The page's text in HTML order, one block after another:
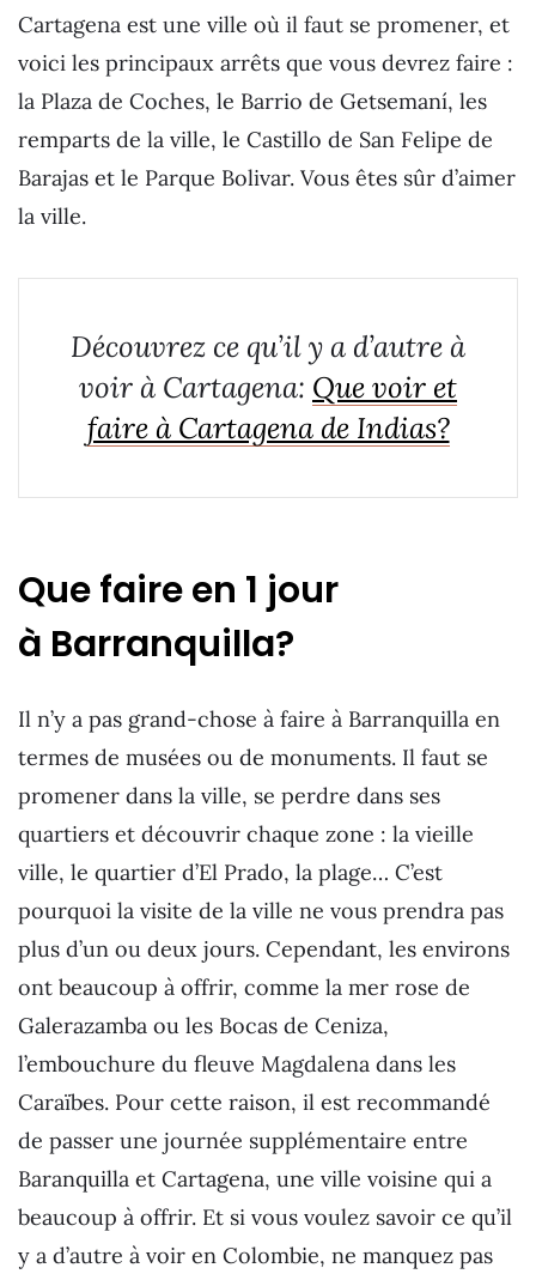
Cartagena est une ville où il faut se promener, et
voici les principaux arrêts que vous devrez faire :
la Plaza de Coches, le Barrio de Getsemaní, les
remparts de la ville, le Castillo de San Felipe de
Barajas et le Parque Bolivar. Vous êtes sûr d’aimer
la ville.
Découvrez ce qu’il y a d’autre à
voir à Cartagena: Que voir et
faire à Cartagena de Indias?
Que faire en 1 jour
à Barranquilla?
Il n’y a pas grand-chose à faire à Barranquilla en
termes de musées ou de monuments. Il faut se
promener dans la ville, se perdre dans ses
quartiers et découvrir chaque zone : la vieille
ville, le quartier d’El Prado, la plage… C’est
pourquoi la visite de la ville ne vous prendra pas
plus d’un ou deux jours. Cependant, les environs
ont beaucoup à offrir, comme la mer rose de
Galerazamba ou les Bocas de Ceniza,
l’embouchure du fleuve Magdalena dans les
Caraïbes. Pour cette raison, il est recommandé
de passer une journée supplémentaire entre
Baranquilla et Cartagena, une ville voisine qui a
beaucoup à offrir. Et si vous voulez savoir ce qu’il
y a d’autre à voir en Colombie, ne manquez pas